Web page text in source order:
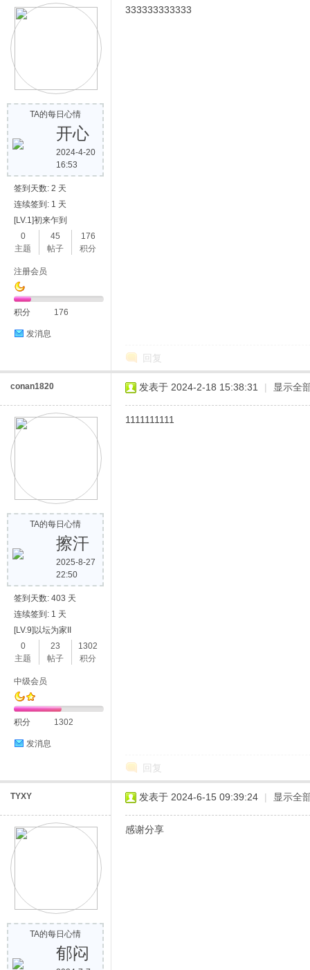
TA的每日心情
开心
2024-4-20
16:53
签到天数: 2 天
连续签到: 1 天
[LV.1]初来乍到
0
主题
45
帖子
176
积分
注册会员
积分 176
发消息
333333333333
回复
conan1820
TA的每日心情
擦汗
2025-8-27
22:50
签到天数: 403 天
连续签到: 1 天
[LV.9]以坛为家II
0
主题
23
帖子
1302
积分
中级会员
积分 1302
发消息
发表于 2024-2-18 15:38:31 | 显示全
1111111111
回复
TYXY
TA的每日心情
郁闷
发表于 2024-6-15 09:39:24 | 显示全
感谢分享